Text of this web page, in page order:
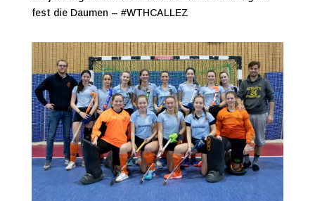
fest die Daumen – #WTHCALLEZ